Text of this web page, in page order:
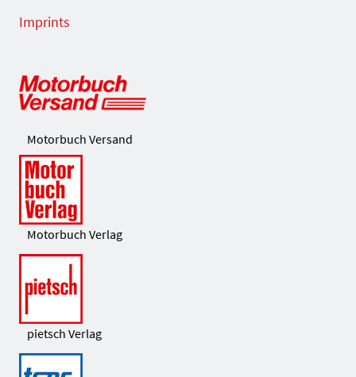
Imprints
Motorbuch Versand
Motorbuch Verlag
pietsch Verlag